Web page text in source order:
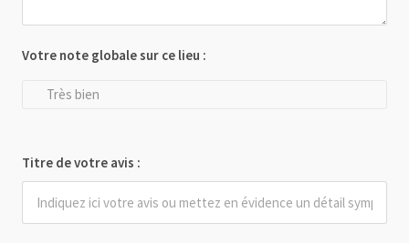
Votre note globale sur ce lieu :
Très bien
Titre de votre avis :